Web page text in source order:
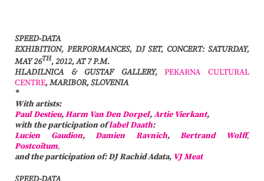
SPEED-DATA
EXHIBITION, PERFORMANCES, DJ SET, CONCERT: SATURDAY,
MAY 26TH, 2012, AT 7 P.M.
HLADILNICA & GUSTAF GALLERY,PEKARNA CULTURAL
CENTRE, MARIBOR, SLOVENIA
*
With artists:
Paul Destieu,Harm Van Den Dorpel,Artie Vierkant,
with the participation oflabel Daath:
Lucien Gaudion,Damien Ravnich,Bertrand Wolff,
Postcoïtum,
and the participation of:DJ Rachid Adata, VJ Meat